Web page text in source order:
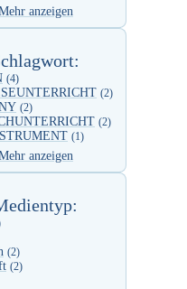
anzeigen
(4)
(2)
(2)
(2)
(1)
anzeigen
(2)
(2)